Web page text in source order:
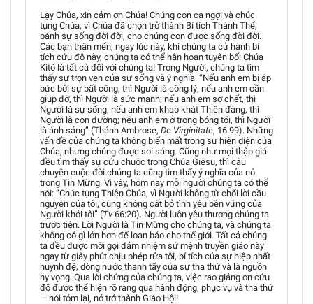
Lạy Chúa, xin cảm ơn Chúa! Chúng con ca ngợi và chúc
tụng Chúa, vì Chúa đã chọn trở thành Bí tích Thánh Thể,
bánh sự sống đời đời, cho chúng con được sống đời đời.
Các bạn thân mến, ngay lúc này, khi chúng ta cử hành bí
tích cứu độ này, chúng ta có thể hân hoan tuyên bố: Chúa
Kitô là tất cả đối với chúng ta! Trong Người, chúng ta tìm
thấy sự trọn vẹn của sự sống và ý nghĩa. “Nếu anh em bị áp
bức bởi sự bất công, thì Người là công lý; nếu anh em cần
giúp đỡ, thì Người là sức mạnh; nếu anh em sợ chết, thì
Người là sự sống; nếu anh em khao khát Thiên đàng, thì
Người là con đường; nếu anh em ở trong bóng tối, thì Người
là ánh sáng” (Thánh Ambrose, De Virginitate, 16:99). Những
vấn đề của chúng ta không biến mất trong sự hiện diện của
Chúa, nhưng chúng được soi sáng. Cũng như mọi thập giá
đều tìm thấy sự cứu chuộc trong Chúa Giêsu, thì câu
chuyện cuộc đời chúng ta cũng tìm thấy ý nghĩa của nó
trong Tin Mừng. Vì vậy, hôm nay mỗi người chúng ta có thể
nói: “Chúc tụng Thiên Chúa, vì Người không từ chối lời cầu
nguyện của tôi, cũng không cất bỏ tình yêu bền vững của
Người khỏi tôi” (Tv66:20). Người luôn yêu thương chúng ta
trước tiên. Lời Người là Tin Mừng cho chúng ta, và chúng ta
không có gì lớn hơn để loan báo cho thế giới. Tất cả chúng
ta đều được mời gọi đảm nhiệm sứ mệnh truyền giáo này
ngay từ giây phút chịu phép rửa tội, bí tích của sự hiệp nhất
huynh đệ, dòng nước thanh tẩy của sự tha thứ và là nguồn
hy vọng. Qua lời chứng của chúng ta, việc rao giảng ơn cứu
độ được thể hiện rõ ràng qua hành động, phục vụ và tha thứ
— nói tóm lại, nó trở thành Giáo Hội!